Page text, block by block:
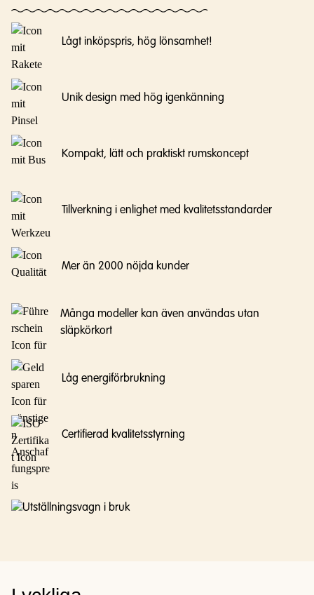
Lågt inköpspris, hög lönsamhet!
Unik design med hög igenkänning
Kompakt, lätt och praktiskt rumskoncept
Tillverkning i enlighet med kvalitetsstandarder
Mer än 2000 nöjda kunder
Många modeller kan även användas utan
släpkörkort
Låg energiförbrukning
Certifierad kvalitetsstyrning